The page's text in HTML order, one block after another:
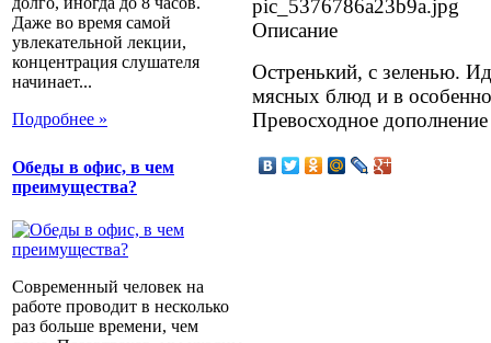
Даже во время самой
увлекательной лекции,
концентрация слушателя
начинает...
Подробнее »
Обеды в офис, в чем
преимущества?
Современный человек на
работе проводит в несколько
раз больше времени, чем
pic_5376786a23b9a.jpg
Описание
Остренький, с зеленью.
мясных блюд и в
Превосходное